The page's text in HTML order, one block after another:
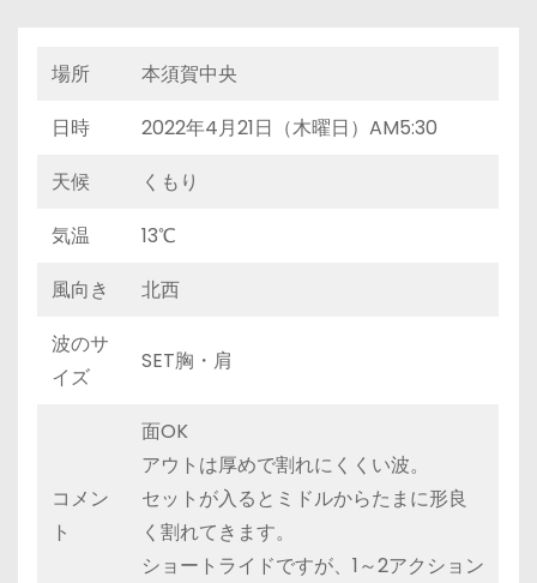
場所
本須賀中央
日時
2022年4月21日（木曜日）AM5:30
天候
くもり
気温
13℃
風向き
北西
波のサ
イズ
SET胸・肩
コメン
ト
面OK
アウトは厚めで割れにくくい波。
セットが入るとミドルからたまに形良
く割れてきます。
ショートライドですが、1～2アクション